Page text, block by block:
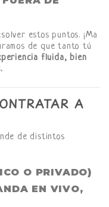
estos puntos. ¡Ma
de que tanto tú
fluida, bien
A
de distintos
O PRIVADO)
EN VIVO,